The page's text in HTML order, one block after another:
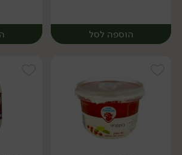
הוספה לסל